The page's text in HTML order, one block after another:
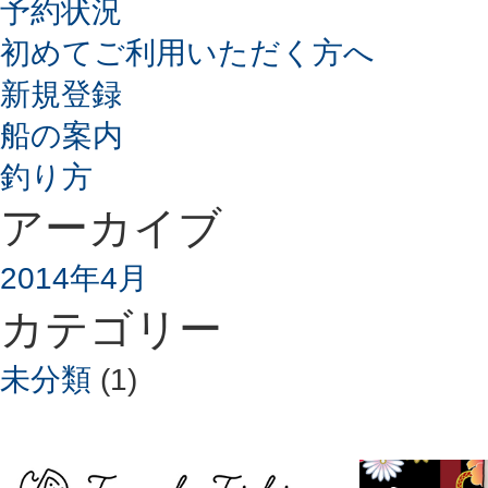
予約状況
初めてご利用いただく方へ
新規登録
船の案内
釣り方
アーカイブ
2014年4月
カテゴリー
未分類 (1)